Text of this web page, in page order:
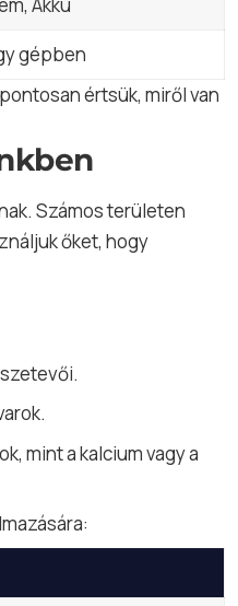
Akku
gépben
értsük, miről van
Számos területen
őket, hogy
mint a kalcium vagy a